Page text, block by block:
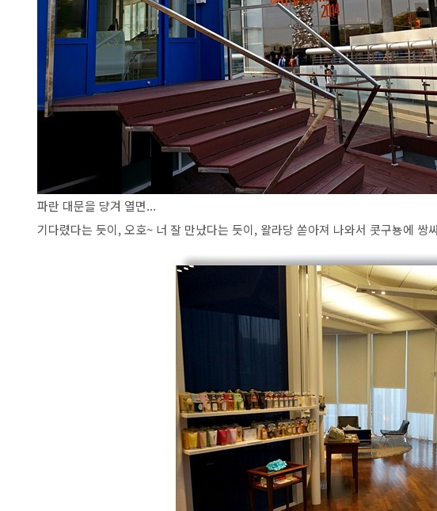
파란 대문을 댱겨 열면...
기다렸다는 듯이, 오호~ 너 잘 만났다는 듯이, 왈라당 쏟아져 나와서 콧구뇽에